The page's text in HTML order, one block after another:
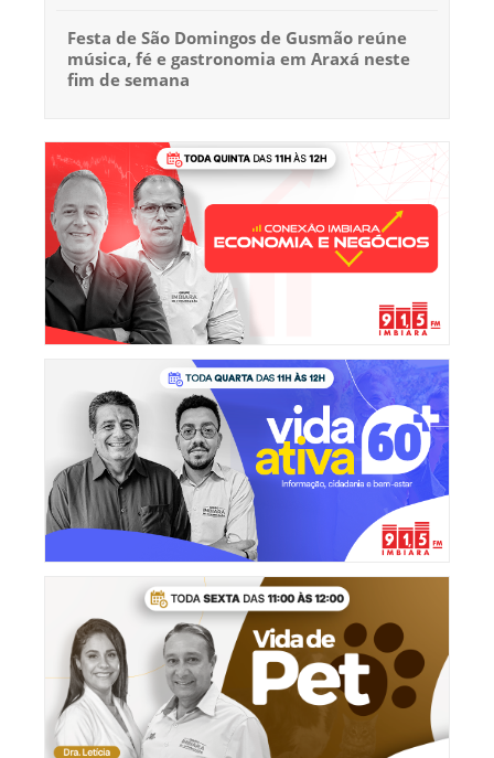
Festa de São Domingos de Gusmão reúne
música, fé e gastronomia em Araxá neste
fim de semana